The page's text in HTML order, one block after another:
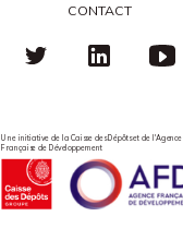
CONTACT
Une initiative de la Caisse des Dépôts et de l'Agence
Française de Développement